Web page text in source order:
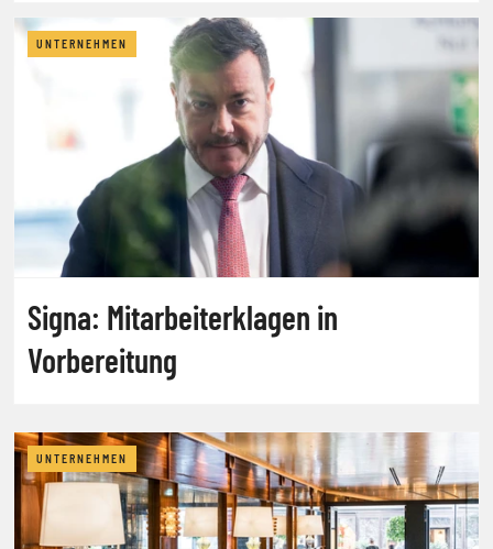
UNTERNEHMEN
Signa: Mitarbeiterklagen in
Vorbereitung
UNTERNEHMEN